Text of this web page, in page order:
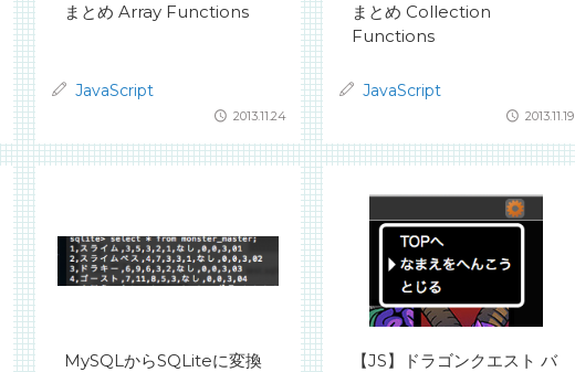
まとめ Array Functions
JavaScript
2013.11.24
まとめ Collection
Functions
JavaScript
2013.11.19
MySQLからSQLiteに変換
【JS】ドラゴンクエスト バ